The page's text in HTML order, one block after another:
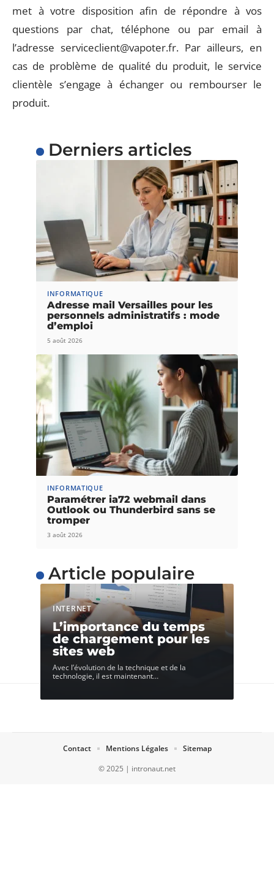
met à votre disposition afin de répondre à vos
questions par chat, téléphone ou par email à
l’adresse serviceclient@vapoter.fr. Par ailleurs, en
cas de problème de qualité du produit, le service
clientèle s’engage à échanger ou rembourser le
produit.
Derniers articles
INFORMATIQUE
Adresse mail Versailles pour les
personnels administratifs : mode
d’emploi
5 août 2026
INFORMATIQUE
Paramétrer ia72 webmail dans
Outlook ou Thunderbird sans se
tromper
3 août 2026
Article populaire
INTERNET
L’importance du temps
de chargement pour les
sites web
Avec l’évolution de la technique et de la
technologie, il est maintenant…
© 2025 | intronaut.net
Contact Mentions Légales Sitemap